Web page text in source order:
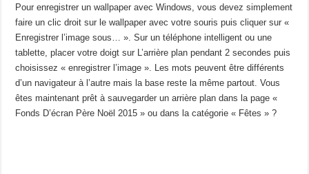
Pour enregistrer un wallpaper avec Windows, vous devez simplement
faire un clic droit sur le wallpaper avec votre souris puis cliquer sur «
Enregistrer l’image sous… ». Sur un téléphone intelligent ou une
tablette, placer votre doigt sur L’arrière plan pendant 2 secondes puis
choisissez « enregistrer l’image ». Les mots peuvent être différents
d’un navigateur à l’autre mais la base reste la même partout. Vous
êtes maintenant prêt à sauvegarder un arrière plan dans la page «
Fonds D’écran Père Noël 2015 » ou dans la catégorie « Fêtes » ?